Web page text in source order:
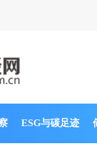
ESG与碳足迹